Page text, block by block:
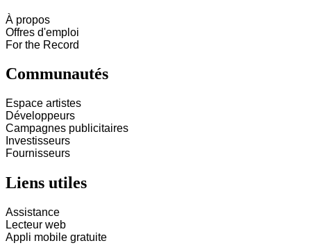
À propos
Offres d'emploi
For the Record
Communautés
Espace artistes
Développeurs
Campagnes publicitaires
Investisseurs
Fournisseurs
Liens utiles
Assistance
Lecteur web
Appli mobile gratuite